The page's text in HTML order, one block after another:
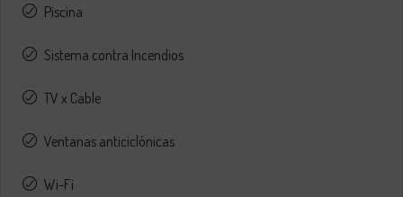
Piscina
Sistema contra Incendios
TV x Cable
Ventanas anticiclónicas
Wi-Fi